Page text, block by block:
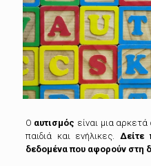
Ο αυτισμός είναι μια
παιδιά και ενήλικες. Δείτε
δεδομένα που αφορούν στη